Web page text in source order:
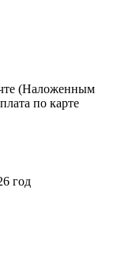
(Наложенным
по карте
год